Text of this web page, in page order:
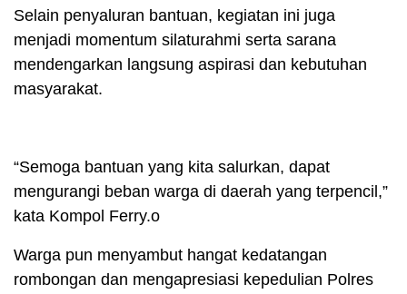
Selain penyaluran bantuan, kegiatan ini juga
menjadi momentum silaturahmi serta sarana
mendengarkan langsung aspirasi dan kebutuhan
masyarakat.
“Semoga bantuan yang kita salurkan, dapat
mengurangi beban warga di daerah yang terpencil,”
kata Kompol Ferry.o
Warga pun menyambut hangat kedatangan
rombongan dan mengapresiasi kepedulian Polres